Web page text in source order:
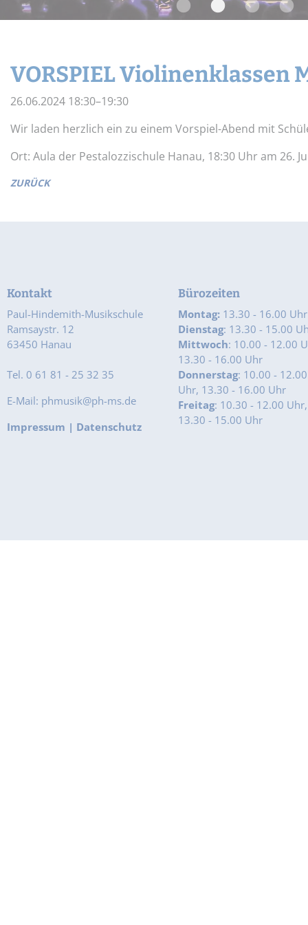
WiderrufsbelehrungSchnupper-
VORSPIEL Violinenklassen
26.06.2024 18:30–19:30
Wir laden herzlich ein zu einem Vorspiel-Abend mit
Ort: Aula der Pestalozzischule Hanau, 18:30 Uhr am 26.
ZURÜCK
Kontakt
Paul-Hindemith-Musikschule
Ramsaystr. 12
63450 Hanau
Tel. 0 61 81 - 25 32 35
E-Mail: phmusik@ph-ms.de
Impressum | Datenschutz
Bürozeiten
Montag:13.30 - 16.00 Uhr
Dienstag: 13.30 - 15.00
Mittwoch: 10.00 - 12.00
13.30 - 16.00 Uhr
Donnerstag: 10.00 - 12.00
Uhr, 13.30 - 16.00 Uhr
Freitag: 10.30 - 12.00 Uhr,
13.30 - 15.00 Uhr